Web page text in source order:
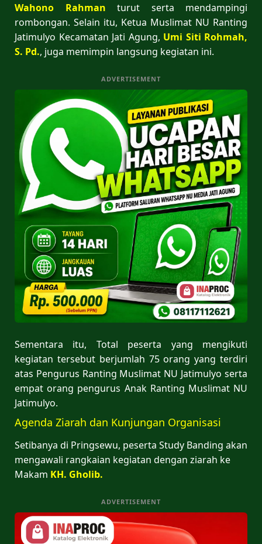
Wahono Rahman turut serta mendampingi
rombongan. Selain itu, Ketua Muslimat NU Ranting
Jatimulyo Kecamatan Jati Agung, Umi Siti Rohmah,
S. Pd., juga memimpin langsung kegiatan ini.
ADVERTISEMENT
Sementara itu, Total peserta yang mengikuti
kegiatan tersebut berjumlah 75 orang yang terdiri
atas Pengurus Ranting Muslimat NU Jatimulyo serta
empat orang pengurus Anak Ranting Muslimat NU
Jatimulyo.
Agenda Ziarah dan Kunjungan Organisasi
Setibanya di Pringsewu, peserta Study Banding akan
mengawali rangkaian kegiatan dengan ziarah ke
Makam KH. Gholib.
ADVERTISEMENT